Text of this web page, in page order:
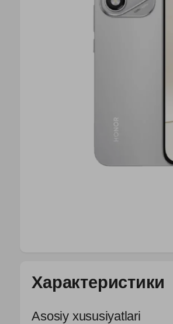
Характеристики
Asosiy xususiyatlari